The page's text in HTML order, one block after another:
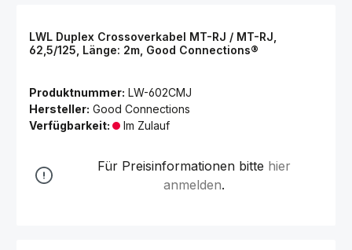
LWL Duplex Crossoverkabel MT-RJ / MT-RJ,
62,5/125, Länge: 2m, Good Connections®
Produktnummer: LW-602CMJ
Hersteller: Good Connections
Verfügbarkeit:
Im Zulauf
Für Preisinformationen bitte hier
anmelden.